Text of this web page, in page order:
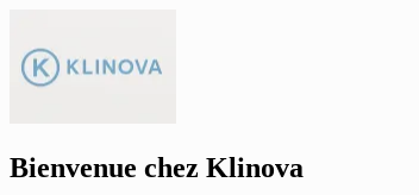
Bienvenue chez Klinova